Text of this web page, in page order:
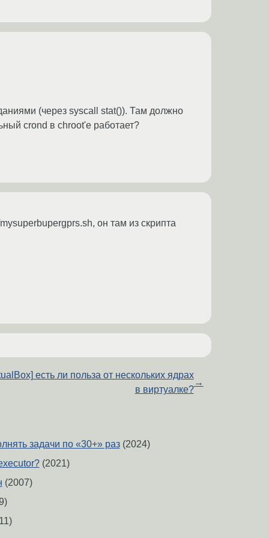
(через syscall stat()). Там должно
crond в chroot'e работает?
он там из скрипта
есть ли польза от нескольких ядрах
в виртуалке?
→
задачи по «30+» раз(2024)
(2021)
(2007)